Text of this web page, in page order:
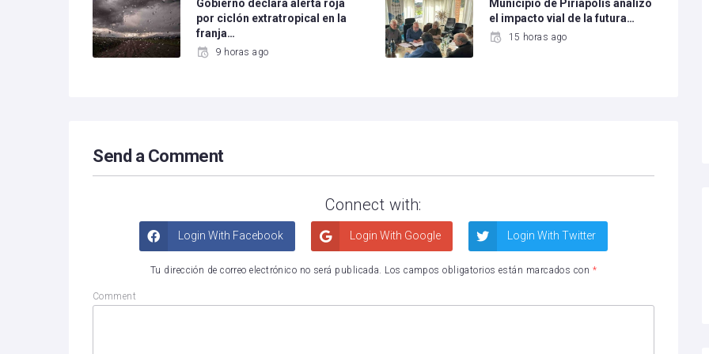
Gobierno declara alerta roja
por ciclón extratropical en la
franja…
9 horas ago
Municipio de Piriápolis analizó
el impacto vial de la futura…
15 horas ago
Send a Comment
Connect with:
Login With Facebook Login With Google Login With Twitter
Tu dirección de correo electrónico no será publicada. Los campos obligatorios están marcados con *
Comment